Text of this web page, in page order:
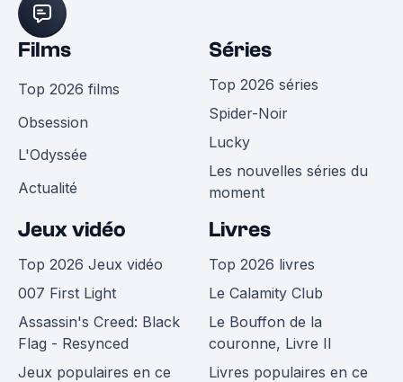
Films
Top 2026 films
Obsession
L'Odyssée
Actualité
Séries
Top 2026 séries
Spider-Noir
Lucky
Les nouvelles séries du
moment
Jeux vidéo
Top 2026 Jeux vidéo
007 First Light
Assassin's Creed: Black
Flag - Resynced
Jeux populaires en ce
Livres
Top 2026 livres
Le Calamity Club
Le Bouffon de la
couronne, Livre II
Livres populaires en ce